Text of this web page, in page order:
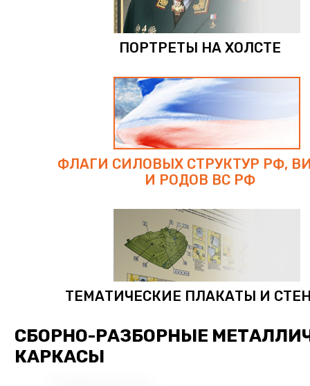
ПОРТРЕТЫ НА ХОЛСТЕ
ФЛАГИ СИЛОВЫХ СТРУКТУР РФ,
И РОДОВ ВС РФ
ТЕМАТИЧЕСКИЕ ПЛАКАТЫ И
СБОРНО-РАЗБОРНЫЕ
КАРКАСЫ